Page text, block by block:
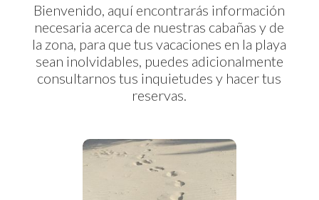
Bienvenido, aquí encontrarás información
necesaria acerca de nuestras cabañas y de
la zona, para que tus vacaciones en la playa
sean inolvidables, puedes adicionalmente
consultarnos tus inquietudes y hacer tus
reservas.